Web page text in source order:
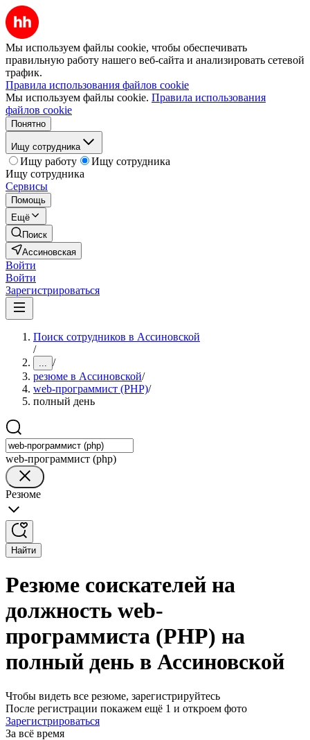
Мы используем файлы cookie, чтобы обеспечивать
правильную работу нашего веб-сайта и анализировать сетевой
трафик.
Правила использования файлов cookie
Мы используем файлы cookie. Правила использования
файлов cookie
Понятно
Ищу сотрудника
Ищу работу
Ищу сотрудника
Ищу сотрудника
Сервисы
Помощь
Ещё
Поиск
Ассиновская
Войти
Войти
Зарегистрироваться
Поиск сотрудников в Ассиновской
/
... /
резюме в Ассиновской/
web-программист (PHP)/
полный день
web-программист (php)
Резюме
Найти
Резюме соискателей на
должность web-
программиста (PHP) на
полный день в Ассиновской
Чтобы видеть все резюме, зарегистрируйтесь
После регистрации покажем ещё 1 и откроем фото
Зарегистрироваться
За всё время